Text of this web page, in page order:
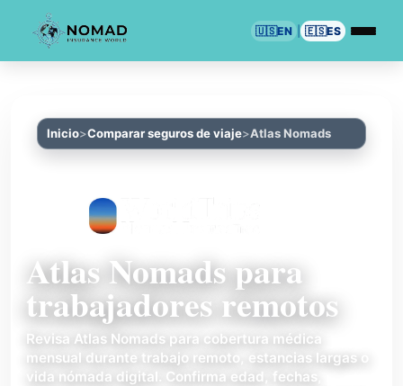
🇺🇸EN 🇪🇸ES
Inicio Comparar seguros de viaje Atlas Nomads
Atlas Nomads para
trabajadores remotos
Revisa Atlas Nomads para cobertura médica
mensual durante trabajo remoto, estancias largas o
vida nómada digital. Confirma edad, fechas,